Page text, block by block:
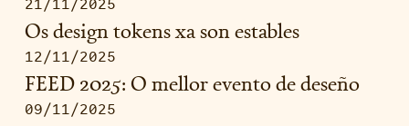
Os design tokens xa son estables
12/11/2025
FEED 2025: O mellor evento de deseño
09/11/2025